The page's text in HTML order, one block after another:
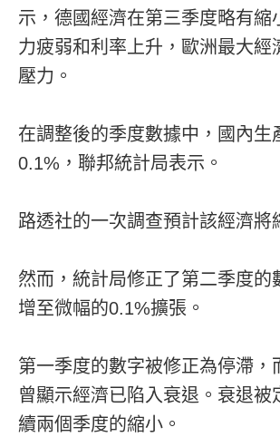
示，德國經濟在第三季度略有縮
力疲弱和利率上升，歐洲最大經
壓力。
在調整後的季度數據中，國內生
0.1%，聯邦統計局表示。
路透社的一次調查預計該經濟將
然而，統計局修正了第二季度的
增至微幅的0.1%擴張。
第一季度的數字被修正為停滯，
曾顯示經濟已陷入衰退。衰退被
續兩個季度的縮小。